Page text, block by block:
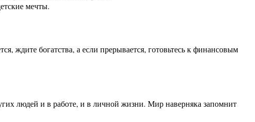
мечты.
ждите богатства, а если прерывается, готовьтесь к финансовым
людей и в работе, и в личной жизни. Мир наверняка запомнит